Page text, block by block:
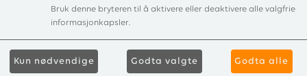
Bruk denne bryteren til å aktivere eller deaktivere alle valgfrie
informasjonkapsler.
Kun nødvendige Godta valgte Godta alle